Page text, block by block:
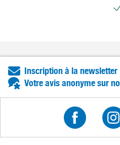
Inscription à la newsletter
Votre avis anonyme sur